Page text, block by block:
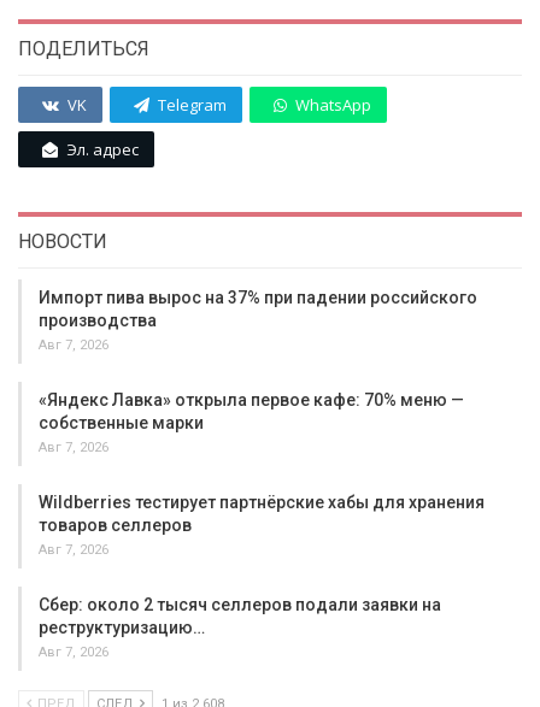
ПОДЕЛИТЬСЯ
VK Telegram WhatsApp
Эл. адрес
НОВОСТИ
Импорт пива вырос на 37% при падении российского
производства
Авг 7, 2026
«Яндекс Лавка» открыла первое кафе: 70% меню —
собственные марки
Авг 7, 2026
Wildberries тестирует партнёрские хабы для хранения
товаров селлеров
Авг 7, 2026
Сбер: около 2 тысяч селлеров подали заявки на
реструктуризацию…
Авг 7, 2026